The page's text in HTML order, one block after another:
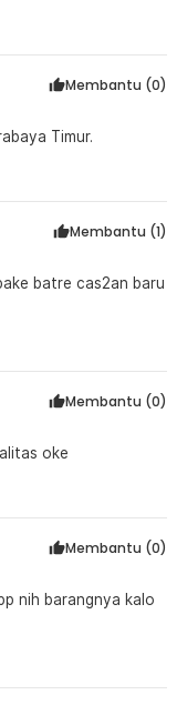
Membantu (0)
Timur.
Membantu (1)
batre cas2an baru
Membantu (0)
oke
Membantu (0)
barangnya kalo